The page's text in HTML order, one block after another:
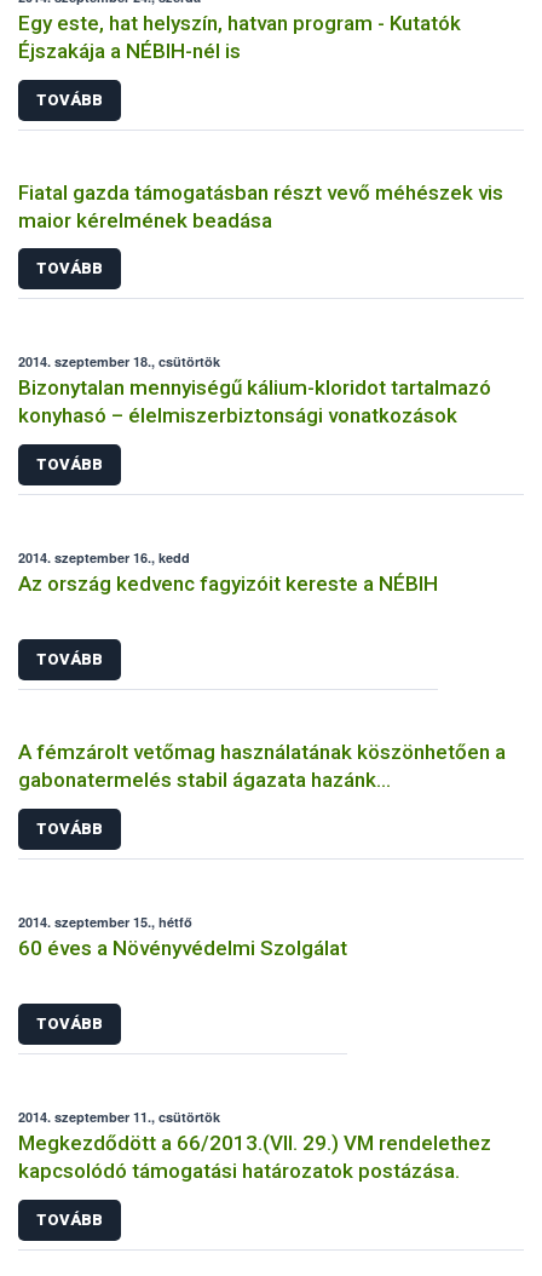
Egy este, hat helyszín, hatvan program - Kutatók
Éjszakája a NÉBIH-nél is
TOVÁBB
Fiatal gazda támogatásban részt vevő méhészek vis
maior kérelmének beadása
TOVÁBB
2014. szeptember 18., csütörtök
Bizonytalan mennyiségű kálium-kloridot tartalmazó
konyhasó – élelmiszerbiztonsági vonatkozások
TOVÁBB
2014. szeptember 16., kedd
Az ország kedvenc fagyizóit kereste a NÉBIH
TOVÁBB
A fémzárolt vetőmag használatának köszönhetően a
gabonatermelés stabil ágazata hazánk
mezőgazdaságának
TOVÁBB
2014. szeptember 15., hétfő
60 éves a Növényvédelmi Szolgálat
TOVÁBB
2014. szeptember 11., csütörtök
Megkezdődött a 66/2013.(VII. 29.) VM rendelethez
kapcsolódó támogatási határozatok postázása.
TOVÁBB